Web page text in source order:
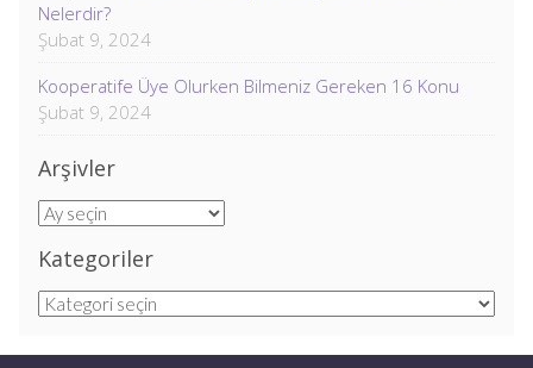
Nelerdir?
Şubat 9, 2024
Kooperatife Üye Olurken Bilmeniz Gereken 16 Konu
Şubat 9, 2024
Arşivler
Arşivler
Kategoriler
Kategoriler